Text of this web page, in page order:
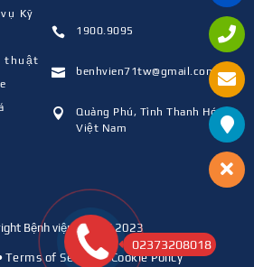
Kỹ
thuật
 1900.9095
 benhvien71tw@gmail.com

Quảng Phú, Tỉnh Thanh Hóa,
Việt Nam
Bệnh viện 71 TW 2023
Terms of Service • Cookie Policy
02373208018